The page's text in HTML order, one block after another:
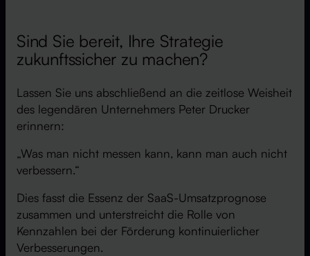
Sind Sie bereit, Ihre Strategie
zukunftssicher zu machen?
Lassen Sie uns abschließend an die zeitlose Weisheit
des legendären Unternehmers Peter Drucker
erinnern:
„Was man nicht messen kann, kann man auch nicht
verbessern.“
Dies fasst die Essenz der SaaS-Umsatzprognose
zusammen und unterstreicht die Rolle von
Kennzahlen bei der Förderung kontinuierlicher
Verbesserungen.